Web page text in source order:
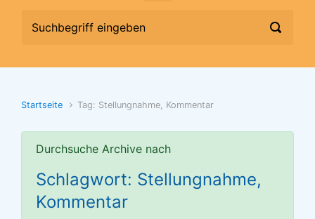
Startseite Tag: Stellungnahme, Kommentar
Durchsuche Archive nach
Schlagwort: Stellungnahme,
Kommentar